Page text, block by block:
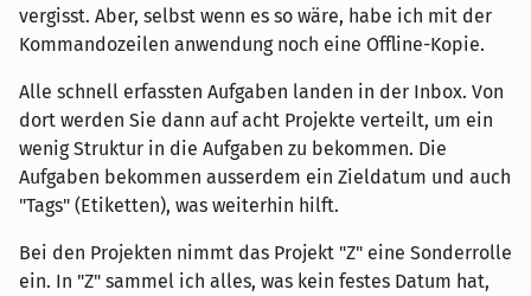
vergisst. Aber, selbst wenn es so wäre, habe ich mit der
Kommandozeilen anwendung noch eine Offline-Kopie.
Alle schnell erfassten Aufgaben landen in der Inbox. Von
dort werden Sie dann auf acht Projekte verteilt, um ein
wenig Struktur in die Aufgaben zu bekommen. Die
Aufgaben bekommen ausserdem ein Zieldatum und auch
"Tags" (Etiketten), was weiterhin hilft.
Bei den Projekten nimmt das Projekt "Z" eine Sonderrolle
ein. In "Z" sammel ich alles, was kein festes Datum hat,